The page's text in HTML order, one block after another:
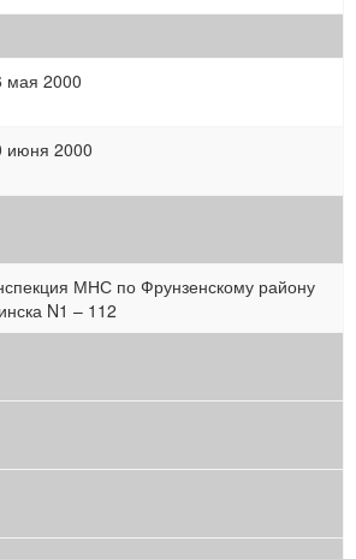
мая 2000
июня 2000
МНС по Фрунзенскому району
N1 – 112